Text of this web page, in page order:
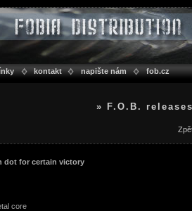
kontakt napište nám fob.cz
» F.O.B. releases
dot for certain victory
core